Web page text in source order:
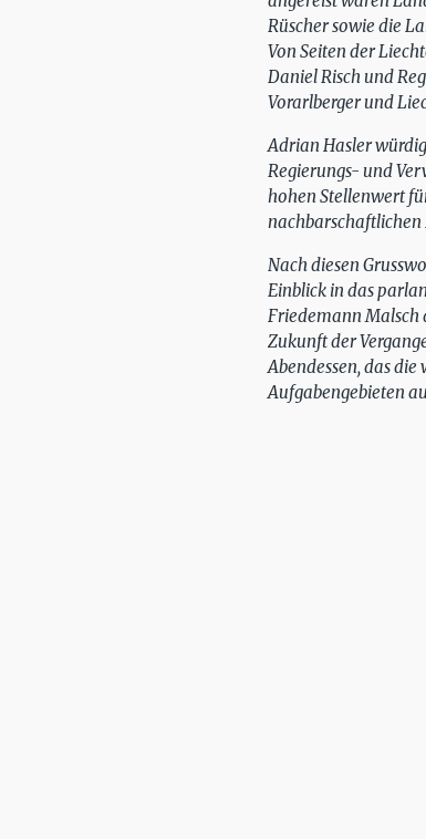
Rüscher sowie die
Von Seiten der
Daniel Risch und
Vorarlberger und
Adrian Hasler
Regierungs- und
hohen Stellenwert
nachbarschaftlichen
Nach diesen
Einblick in das
Friedemann Malsch
Zukunft der
Abendessen, das
Aufgabengebieten